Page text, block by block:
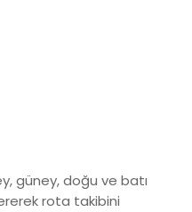
güney, doğu ve batı
rota takibini